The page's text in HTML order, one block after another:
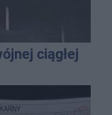
ciągłej